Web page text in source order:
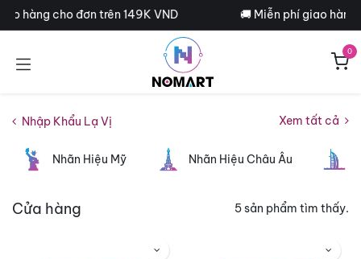
Bỏ qua để đến Nội dung
hàng cho đơn trên 149K VND 🚚 Miễn phí giao hàng
0
Nhập Khẩu Lạ Vị Xem tất cả
Nhãn Hiệu Mỹ Nhãn Hiệu Châu Âu
Cửa hàng 5 sản phẩm tìm thấy.